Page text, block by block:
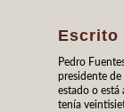
Escrito
Pedro
presidente
estado o está
tenía